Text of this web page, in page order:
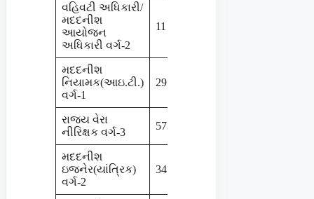
વહિવટી અધિકારી/
મદદનીશ
આયોજન
અધિકારી વર્ગ-2
11
મદદનીશ
નિયામક(આઇ.ટી.)
વર્ગ-1
29
રાજય વેરા
નીરિક્ષક વર્ગ-3
573
મદદનીશ
ઇજનેર(યાંત્રિક)
વર્ગ-2
34